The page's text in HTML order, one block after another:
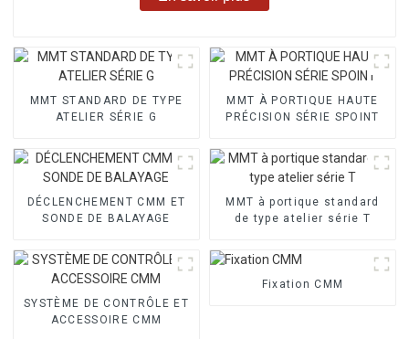
MMT STANDARD DE TYPE
ATELIER SÉRIE G
MMT À PORTIQUE HAUTE
PRÉCISION SÉRIE SPOINT
DÉCLENCHEMENT CMM ET
SONDE DE BALAYAGE
MMT à portique standard
de type atelier série T
SYSTÈME DE CONTRÔLE ET
ACCESSOIRE CMM
Fixation CMM